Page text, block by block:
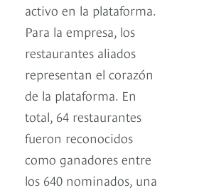
activo en la plataforma.
Para la empresa, los
restaurantes aliados
representan el corazón
de la plataforma. En
total, 64 restaurantes
fueron reconocidos
como ganadores entre
los 640 nominados, una